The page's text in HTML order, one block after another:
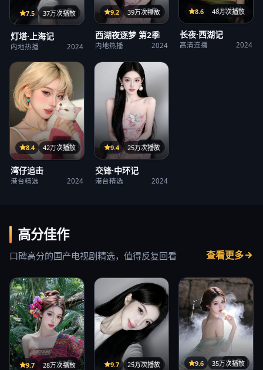
27集
7.5 37万次播放
灯塔·上海记
内地热播 2024
38集
9.2 39万次播放
西湖夜逐梦 第2季
内地热播 2024
125分钟
8.6 48万次播放
长夜·西湖记
高清连播 2024
38集
8.4 42万次播放
湾仔追击
港台精选 2024
15集
9.4 25万次播放
交锋·中环记
港台精选 2024
高分佳作
口碑高分的国产电视剧精选，值得反复回看 查看更多
33集
9.7 28万次播放 107分钟
9.7 25万次播放 32集
9.6 35万次播放